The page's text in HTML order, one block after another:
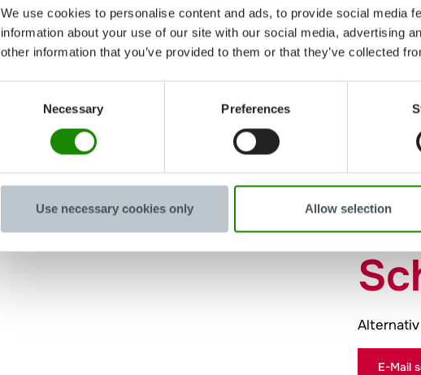
We use cookies to personalise content and ads, to provide social media
information about your use of our site with our social media, advertising
other information that you’ve provided to them or that they’ve collected
Necessary Preferences
Use necessary cookies only Allow selection
Ich
E-Mail